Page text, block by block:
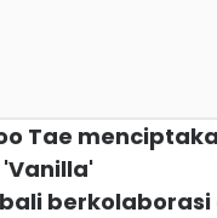
Tae
'Vanilla'